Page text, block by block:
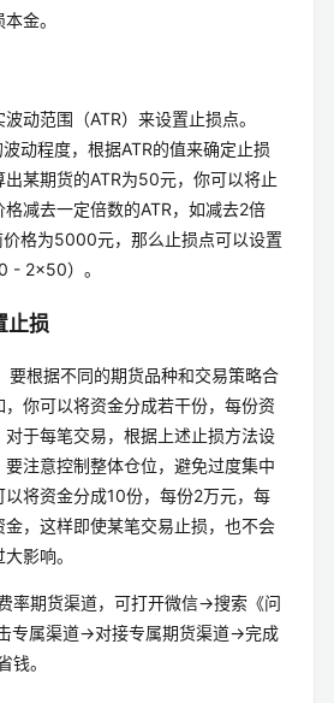
金。
动范围（ATR）来设置止损点。
动程度，根据ATR的值来确定止损
出某期货的ATR为50元，你可以将止
减去一定倍数的ATR，如减去2倍
价格为5000元，那么止损点可以设置
- 2×50）。
止损
要根据不同的期货品种和交易策略合
你可以将资金分成若干份，每份资
于每笔交易，根据上述止损方法设
要注意控制整体仓位，避免过度集中
以将资金分成10份，每份2万元，每
金，这样即使某笔交易止损，也不会
影响。
率期货渠道，可打开微信→搜索《问
专属渠道→对接专属期货渠道→完成
钱。